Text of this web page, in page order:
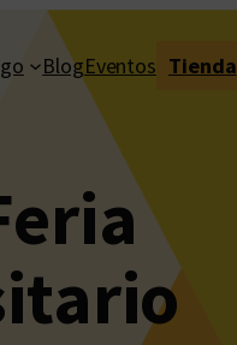
BlogEventos Tienda